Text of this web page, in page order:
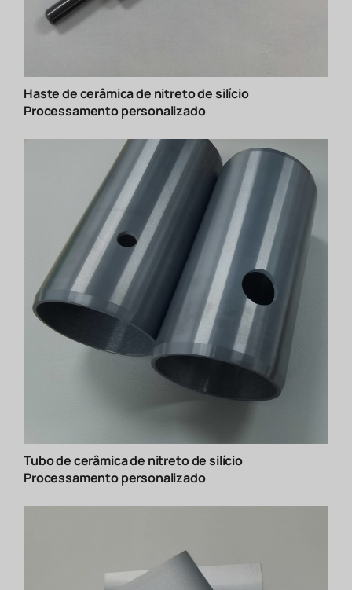
Haste de cerâmica de nitreto de silício
Processamento personalizado
Tubo de cerâmica de nitreto de silício
Processamento personalizado